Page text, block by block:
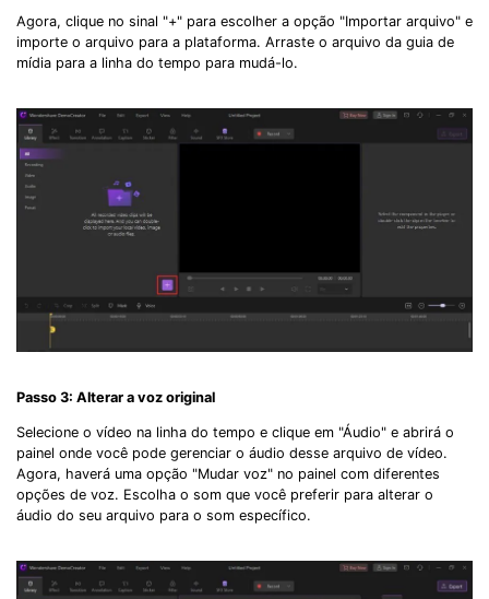
Agora, clique no sinal "+" para escolher a opção "Importar arquivo" e
importe o arquivo para a plataforma. Arraste o arquivo da guia de
mídia para a linha do tempo para mudá-lo.
Passo 3: Alterar a voz original
Selecione o vídeo na linha do tempo e clique em "Áudio" e abrirá o
painel onde você pode gerenciar o áudio desse arquivo de vídeo.
Agora, haverá uma opção "Mudar voz" no painel com diferentes
opções de voz. Escolha o som que você preferir para alterar o
áudio do seu arquivo para o som específico.